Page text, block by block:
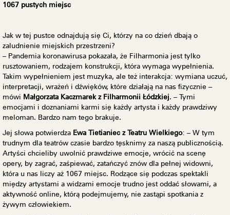
1067 pustych miejsc
Jak w tej pustce odnajdują się Ci, którzy na co dzień dbają o
zaludnienie miejskich przestrzeni?
– Pandemia koronawirusa pokazała, że Filharmonia jest tylko
rusztowaniem, rodzajem konstrukcji, która wymaga wypełnienia.
Takim wypełnieniem jest muzyka, ale też interakcja: wymiana uczuć,
interpretacji, wrażeń i dźwięków, które działają na nas fizycznie –
mówi Małgorzata Kaczmarek z Filharmonii Łódzkiej. – Tymi
emocjami i doznaniami karmi się każdy artysta i każdy prawdziwy
meloman. Bardzo nam tego brakuje.
Jej słowa potwierdza Ewa Tietianiec z Teatru Wielkiego: – W tym
trudnym dla teatrów czasie bardzo tęsknimy za naszą publicznością.
Artyści chcieliby uwolnić prawdziwe emocje, wrócić na scenę
opery, by zagrać, zaśpiewać, zatańczyć znów dla pełnej widowni,
która u nas liczy aż 1067 miejsc. Rodzące się podczas spektakli
między artystami a widzami emocje trudno jest oddać słowami, a
aktywność online, którą podejmujemy, nie zastąpi spotkania z
żywym człowiekiem.